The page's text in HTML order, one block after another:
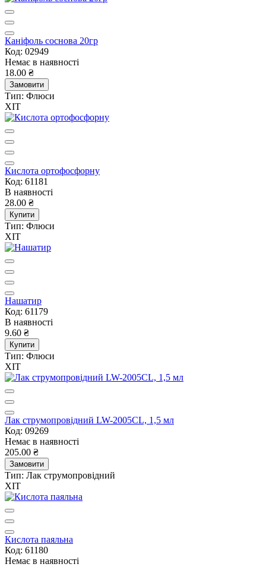
Каніфоль соснова 20гр
Код: 02949
Немає в наявності
18.00 ₴
Замовити
Тип: Флюси
ХІТ
Кислота ортофосфорну
Код: 61181
В наявності
28.00 ₴
Купити
Тип: Флюси
ХІТ
Нашатир
Код: 61179
В наявності
9.60 ₴
Купити
Тип: Флюси
ХІТ
Лак струмопровідний LW-2005CL, 1,5 мл
Код: 09269
Немає в наявності
205.00 ₴
Замовити
Тип: Лак струмопровідний
ХІТ
Кислота паяльна
Код: 61180
Немає в наявності